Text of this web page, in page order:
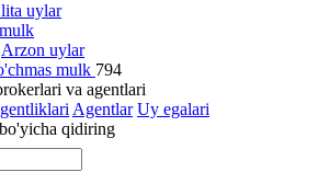
uylar
Arzon uylar
mulk 794
va agentlari
Agentlar Uy egalari
qidiring